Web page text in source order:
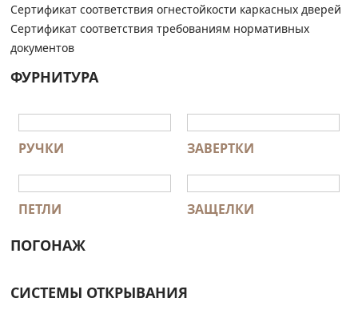
Сертификат соответствия огнестойкости каркасных дверей
Сертификат соответствия требованиям нормативных
документов
ФУРНИТУРА
РУЧКИ ЗАВЕРТКИ
ПЕТЛИ ЗАЩЕЛКИ
ПОГОНАЖ
СИСТЕМЫ ОТКРЫВАНИЯ